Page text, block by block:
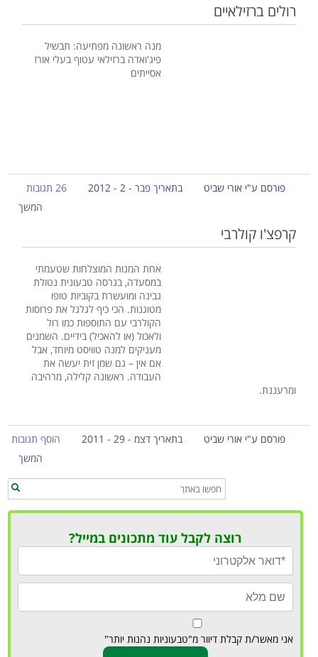
רולים ברזילאיים
מנה ראשונה מפתיעה: תבשיל
פיג'ואדה ברזילאי עטוף בעלי אורז
אסייתים
פורסם ע"י אורי שביט בתאריך פבר - 2 - 2012
26 תגובות
המשך
קרפצ'ו קולרבי
אחת המנות המוצלחות שטעמתי
במסעדה, בגרסה טבעונית נטולת
גבינה ומועשרת בקוביות טופו
מטוגנות. הכי כיף לגלגל את פרוסות
הקולרבי עם התוספות כמו רול
ולאכול (או להאכיל) בידיים. השמנים
מעניקים למנה טוויסט מיוחד, אבל
אם אין – גם שמן זית יעשה את
העבודה. ראשונה קלילה, מרהיבה
ומרעננת.
פורסם ע"י אורי שביט בתאריך דצמ - 29 - 2011
הוסף תגובות
המשך
רוצה לקבל עוד מתכונים במייל?
אני מאשר/ת קבלת דיוור מ"טבעוניות נהנות יותר"